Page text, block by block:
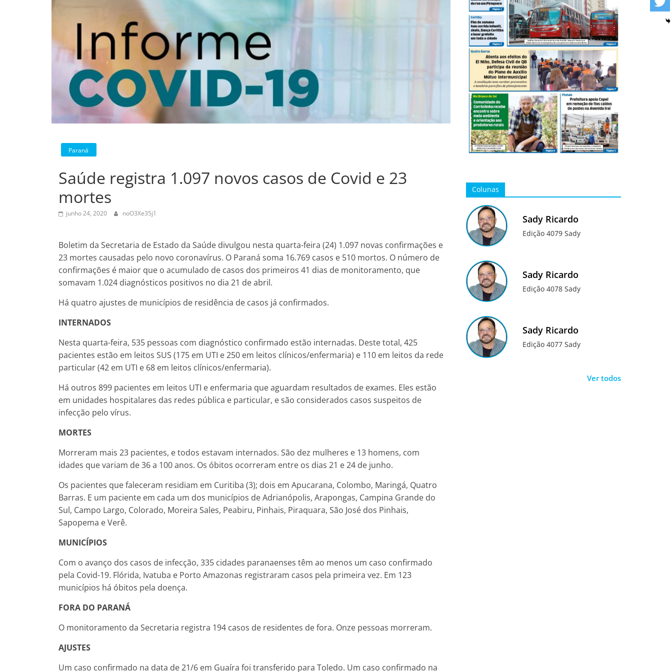
Paraná
Saúde registra 1.097 novos casos de Covid e 23
mortes
junho 24, 2020 noO3Xe35j1
Boletim da Secretaria de Estado da Saúde divulgou nesta quarta-feira (24) 1.097 novas confirmações e
23 mortes causadas pelo novo coronavírus. O Paraná soma 16.769 casos e 510 mortos. O número de
confirmações é maior que o acumulado de casos dos primeiros 41 dias de monitoramento, que
somavam 1.024 diagnósticos positivos no dia 21 de abril.
Há quatro ajustes de municípios de residência de casos já confirmados.
INTERNADOS
Nesta quarta-feira, 535 pessoas com diagnóstico confirmado estão internadas. Deste total, 425
pacientes estão em leitos SUS (175 em UTI e 250 em leitos clínicos/enfermaria) e 110 em leitos da rede
particular (42 em UTI e 68 em leitos clínicos/enfermaria).
Há outros 899 pacientes em leitos UTI e enfermaria que aguardam resultados de exames. Eles estão
em unidades hospitalares das redes pública e particular, e são considerados casos suspeitos de
infecção pelo vírus.
MORTES
Morreram mais 23 pacientes, e todos estavam internados. São dez mulheres e 13 homens, com
idades que variam de 36 a 100 anos. Os óbitos ocorreram entre os dias 21 e 24 de junho.
Os pacientes que faleceram residiam em Curitiba (3); dois em Apucarana, Colombo, Maringá, Quatro
Barras. E um paciente em cada um dos municípios de Adrianópolis, Arapongas, Campina Grande do
Sul, Campo Largo, Colorado, Moreira Sales, Peabiru, Pinhais, Piraquara, São José dos Pinhais,
Sapopema e Verê.
MUNICÍPIOS
Com o avanço dos casos de infecção, 335 cidades paranaenses têm ao menos um caso confirmado
pela Covid-19. Flórida, Ivatuba e Porto Amazonas registraram casos pela primeira vez. Em 123
municípios há óbitos pela doença.
FORA DO PARANÁ
O monitoramento da Secretaria registra 194 casos de residentes de fora. Onze pessoas morreram.
AJUSTES
Um caso confirmado na data de 21/6 em Guaíra foi transferido para Toledo. Um caso confirmado na
Colunas
Sady Ricardo
Edição 4079 Sady
Sady Ricardo
Edição 4078 Sady
Sady Ricardo
Edição 4077 Sady
Ver todos